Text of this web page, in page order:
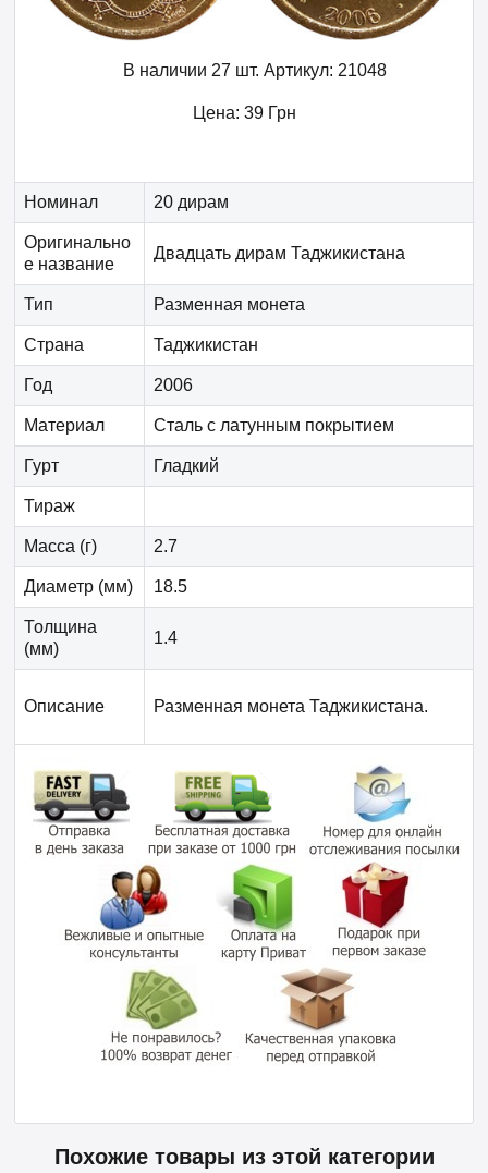
В наличии 27 шт. Артикул: 21048
Цена: 39 Грн
Номинал 20 дирам
Оригинально
е название
Двадцать дирам Таджикистана
Тип Разменная монета
Страна Таджикистан
Год 2006
Материал Сталь с латунным покрытием
Гурт Гладкий
Тираж
Масса (г) 2.7
Диаметр (мм) 18.5
Толщина
(мм)
1.4
Описание Разменная монета Таджикистана.
Похожие товары из этой категории